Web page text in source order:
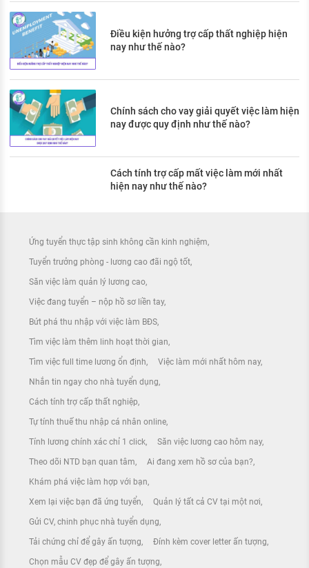
Điều kiện hưởng trợ cấp thất nghiệp hiện
nay như thế nào?
Chính sách cho vay giải quyết việc làm hiện
nay được quy định như thế nào?
Cách tính trợ cấp mất việc làm mới nhất
hiện nay như thế nào?
Ứng tuyển thực tập sinh không cần kinh nghiệm
Tuyển trưởng phòng - lương cao đãi ngộ tốt
Săn việc làm quản lý lương cao
Việc đang tuyển – nộp hồ sơ liền tay
Bứt phá thu nhập với việc làm BĐS
Tìm việc làm thêm linh hoạt thời gian
Tìm việc full time lương ổn định Việc làm mới nhất hôm nay
Nhắn tin ngay cho nhà tuyển dụng
Cách tính trợ cấp thất nghiệp
Tự tính thuế thu nhập cá nhân online
Tính lương chính xác chỉ 1 click Săn việc lương cao hôm nay
Theo dõi NTD bạn quan tâm Ai đang xem hồ sơ của bạn?
Khám phá việc làm hợp với bạn
Xem lại việc bạn đã ứng tuyển Quản lý tất cả CV tại một nơi
Gửi CV, chinh phục nhà tuyển dụng
Tải chứng chỉ để gây ấn tượng Đính kèm cover letter ấn tượng
Chọn mẫu CV đẹp để gây ấn tượng